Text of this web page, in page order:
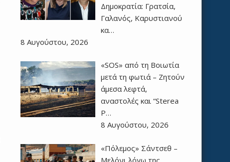
Δημοκρατία: Γρατσία,
Γαλανός, Καρυστιανού
κα…
8 Αυγούστου, 2026
«SOS» από τη Βοιωτία
μετά τη φωτιά – Ζητούν
άμεσα λεφτά,
αναστολές και “Sterea
P…
8 Αυγούστου, 2026
«Πόλεμος» Σάντσεθ –
Μελόνι λόγω της